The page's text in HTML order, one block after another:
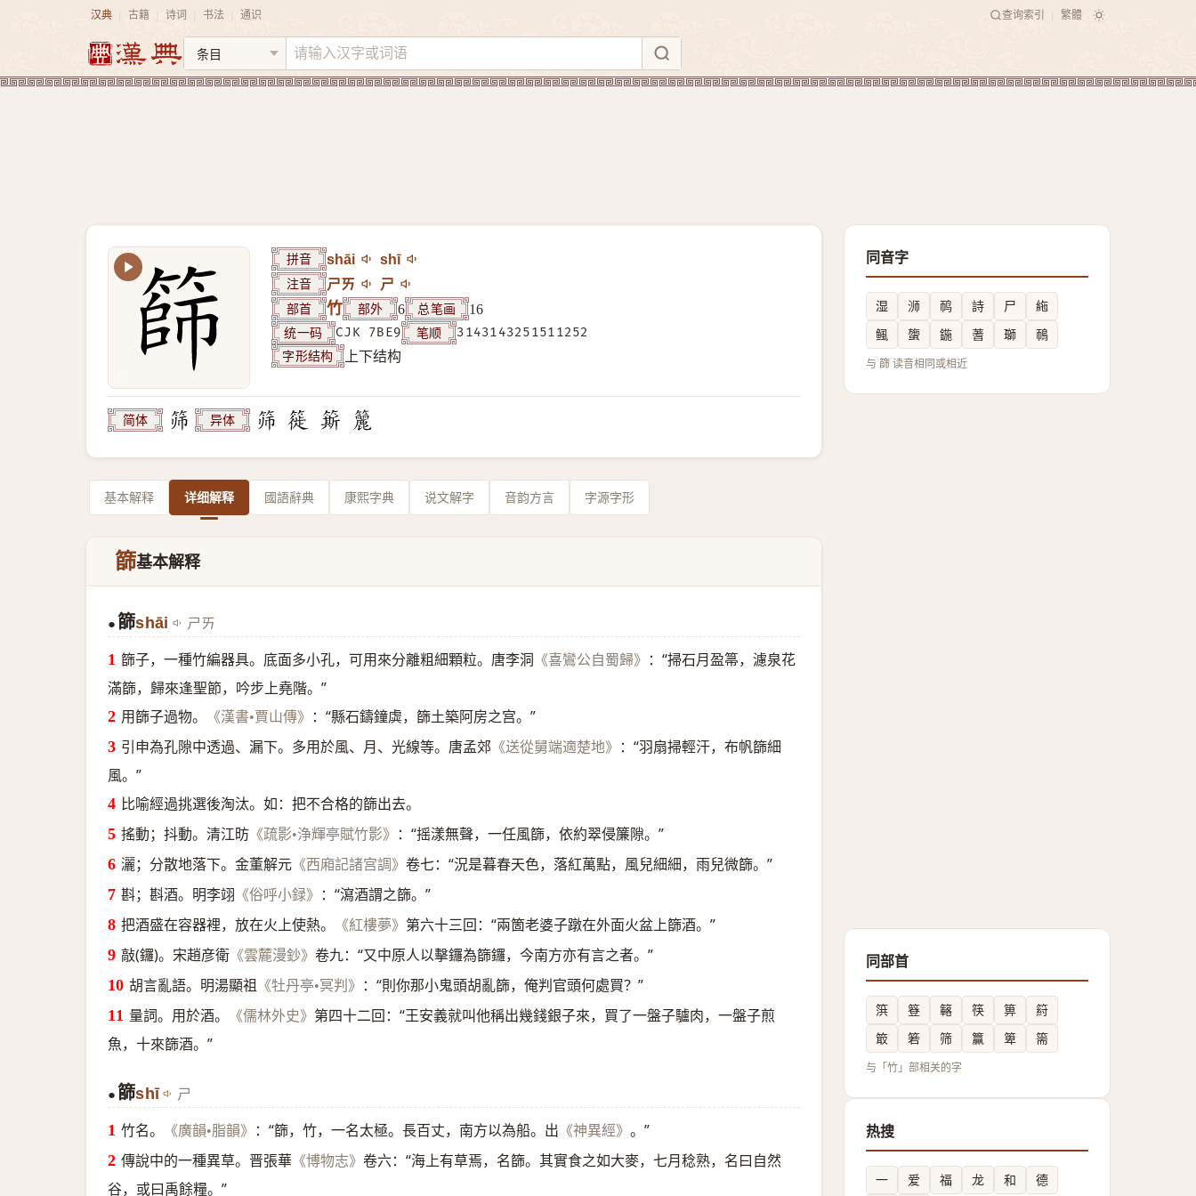
汉典 古籍 诗词 书法 通识 查询索引 繁體
拼音 shāi shī
注音 ㄕㄞ ㄕ
部首 竹 部外 6 总笔画 16
统一码 CJK 7BE9 笔顺 3143143251511252
字形结构 上下结构
简体 异体
基本解释 详细解释 國語辭典 康熙字典 说文解字 音韵方言 字源字形
篩基本解释
● 篩shāi ㄕㄞ
篩子，一種竹編器具。底面多小孔，可用來分離粗細顆粒。唐李洞 《喜鸞公自蜀歸》
：“掃石月盈箒，濾泉花
滿篩，歸來逢聖節，吟步上堯階。”
用篩子過物。
《漢書•賈山傳》
：“縣石鑄鐘虡，篩土築阿房之宫。”
引申為孔隙中透過、漏下。多用於風、月、光線等。唐孟郊 《送從舅端適楚地》
：“羽扇掃輕汗，布帆篩細
風。”
比喻經過挑選後淘汰。如：把不合格的篩出去。
搖動；抖動。清江昉 《疏影•浄輝亭賦竹影》
：“摇漾無聲，一任風篩，依約翠侵簾隙。”
灑；分散地落下。金董解元 《西廂記諸宫調》卷七：“況是暮春天色，落紅萬點，風兒細細，雨兒微篩。”
斟；斟酒。明李翊 《俗呼小録》
：“瀉酒謂之篩。”
把酒盛在容器裡，放在火上使熱。
《紅樓夢》 第六十三回：“兩箇老婆子蹾在外面火盆上篩酒。”
敲(鑼)。宋趙彦衛 《雲麓漫鈔》卷九：“又中原人以擊鑼為篩鑼，今南方亦有言之者。”
胡言亂語。明湯顯祖 《牡丹亭•冥判》
：“則你那小鬼頭胡亂篩，俺判官頭何處買？”
量詞。用於酒。
《儒林外史》 第四十二回：“王安義就叫他稱出幾錢銀子來，買了一盤子驢肉，一盤子煎
魚，十來篩酒。”
● 篩shī ㄕ
竹名。 《廣韻•脂韻》 ：“篩，竹，一名太極。長百丈，南方以為船。出 《神異經》。”
傳說中的一種異草。晋張華 《博物志》卷六：“海上有草焉，名篩。其實食之如大麥，七月稔熟，名曰自然
谷，或曰禹餘糧。”
同音字
湿 浉 䴓 詩 尸
絁
鲺
䗐 鍦 蓍 瑡 鳾
与 篩 读音相同或相近
同部首
篊 簦 簵 筷 箅
䈙
箃
箬 筛 籯 箄 篅
与「竹」部相关的字
热搜
一 爱 福 龙 和 德